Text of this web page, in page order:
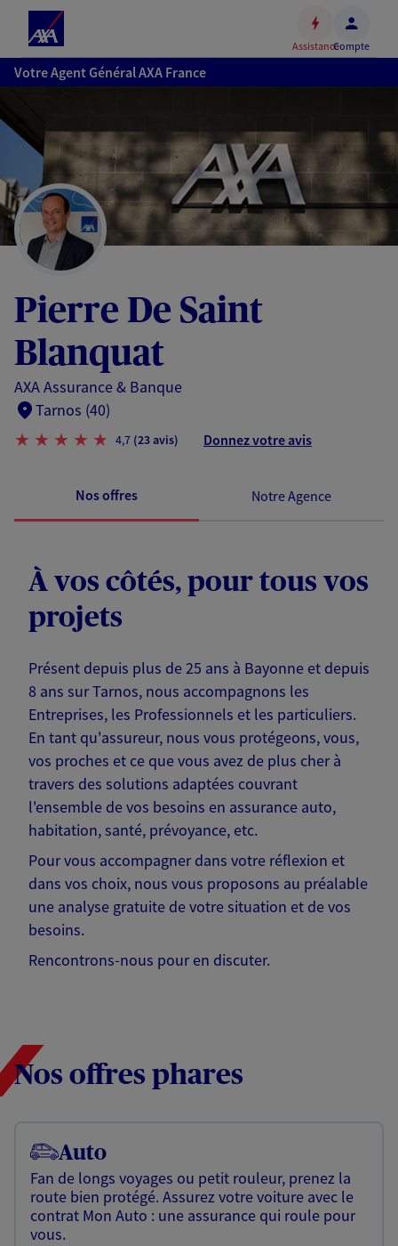
Accéder
au
Accéder
au
pied
de
page
AssistanceCompte
Votre Agent Général AXA France
Pierre De Saint
Blanquat
AXA Assurance & Banque
Tarnos (40)
4,7 (23 avis) Donnez votre avis
Nos offres Notre Agence
À vos côtés, pour tous vos
projets
Présent depuis plus de 25 ans à Bayonne et depuis
8 ans sur Tarnos, nous accompagnons les
Entreprises, les Professionnels et les particuliers.
En tant qu'assureur, nous vous protégeons, vous,
vos proches et ce que vous avez de plus cher à
travers des solutions adaptées couvrant
l'ensemble de vos besoins en assurance auto,
habitation, santé, prévoyance, etc.
Pour vous accompagner dans votre réflexion et
dans vos choix, nous vous proposons au préalable
une analyse gratuite de votre situation et de vos
besoins.
Rencontrons-nous pour en discuter.
Nos offres phares
Auto
Fan de longs voyages ou petit rouleur, prenez la
route bien protégé. Assurez votre voiture avec le
contrat Mon Auto : une assurance qui roule pour
vous.